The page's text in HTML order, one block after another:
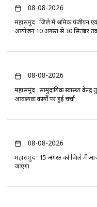
08-08-2026
महासमुंद : जिले में श्रमिक पंजीयन
आयोजन 10 अगस्त से 30 सितंबर
08-08-2026
महासमुंद : सामुदायिक स्वास्थ्य
आवश्यक कार्यों पर हुई चर्चा
08-08-2026
महासमुंद : 15 अगस्त को जिले में
जाएगा